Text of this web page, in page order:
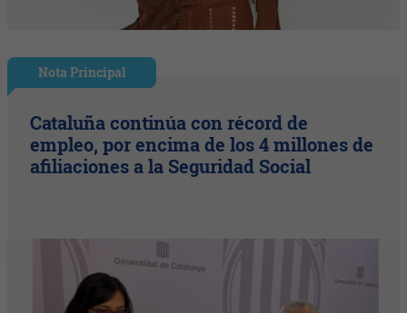
Nota Principal
Cataluña continúa con récord de
empleo, por encima de los 4 millones de
afiliaciones a la Seguridad Social